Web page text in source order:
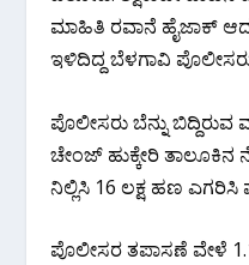
ಮಾಹಿತಿ ರವಾನೆ ಹೈಜಾಕ್
ಇಳಿದಿದ್ದ ಬೆಳಗಾವಿ
ಪೊಲೀಸರು ಬೆನ್ನು
ಚೇಂಜ್ ಹುಕ್ಕೇರಿ
ನಿಲ್ಲಿಸಿ 16 ಲಕ್ಷ ಹಣ ಎಗರಿಸಿ
ಪೊಲೀಸರ ತಪಾಸಣೆ ವೇಳೆ